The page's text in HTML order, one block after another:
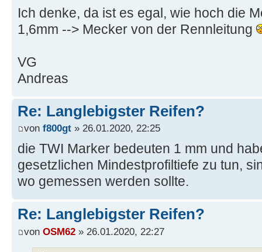
Ich denke, da ist es egal, wie hoch die
1,6mm --> Mecker von der Rennleitung
VG
Andreas
Re: Langlebigster Reifen?
von f800gt » 26.01.2020, 22:25
die TWI Marker bedeuten 1 mm und
gesetzlichen Mindestprofiltiefe zu tun,
wo gemessen werden sollte.
Re: Langlebigster Reifen?
von OSM62 » 26.01.2020, 22:27